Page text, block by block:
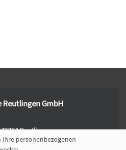
Reutlingen GmbH
Reutlingen
personenbezogenen